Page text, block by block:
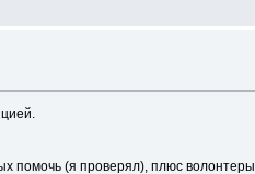
помочь (я проверял), плюс волонтеры